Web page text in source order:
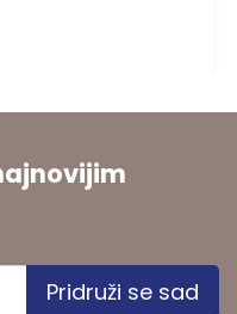
Pridruži se sad